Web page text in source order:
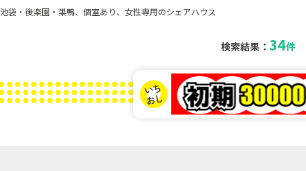
池袋・後楽園・巣鴨、個室あり、女性専用のシェアハウス
検索結果： 34件